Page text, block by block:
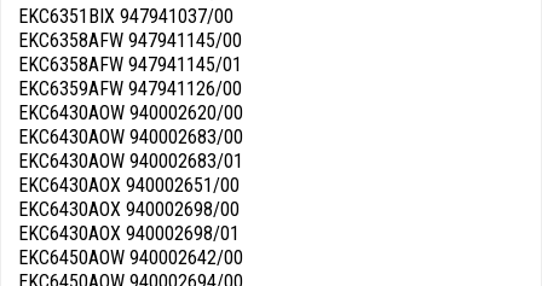
EKC6351BIX 947941037/00
EKC6358AFW 947941145/00
EKC6358AFW 947941145/01
EKC6359AFW 947941126/00
EKC6430AOW 940002620/00
EKC6430AOW 940002683/00
EKC6430AOW 940002683/01
EKC6430AOX 940002651/00
EKC6430AOX 940002698/00
EKC6430AOX 940002698/01
EKC6450AOW 940002642/00
EKC6450AOW 940002694/00